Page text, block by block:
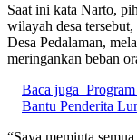
Saat ini kata Narto,
wilayah desa
Desa Pedalaman,
meringankan beban
Baca juga
Bantu Penderita
“Saya meminta